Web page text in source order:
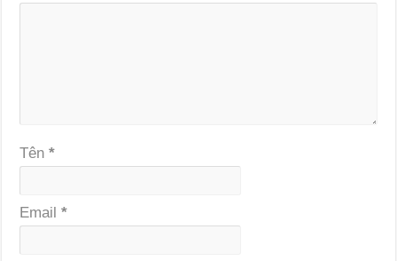
Tên*
Email*